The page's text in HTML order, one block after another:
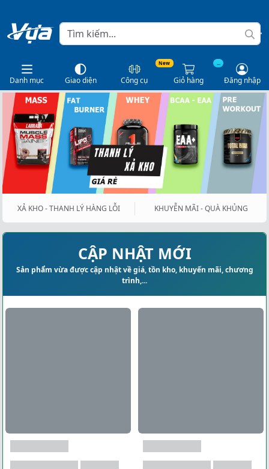
Danh mục Giao diện
New
Công cụ
...
Giỏ hàng Đăng nhập
XẢ KHO - THANH LÝ HÀNG LỖI KHUYỄN MÃI - QUÀ KHỦNG
CẬP NHẬT MỚI
Sản phẩm vừa được cập nhật về giá, tồn kho, khuyến mãi, chương
trình,...